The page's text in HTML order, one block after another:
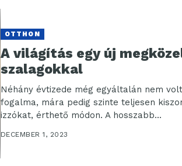
OTTHON
A világítás egy új
szalagokkal
Néhány évtizede még egyáltalán nem
fogalma, mára pedig szinte teljesen
izzókat, érthető módon. A hosszabb...
DECEMBER 1, 2023